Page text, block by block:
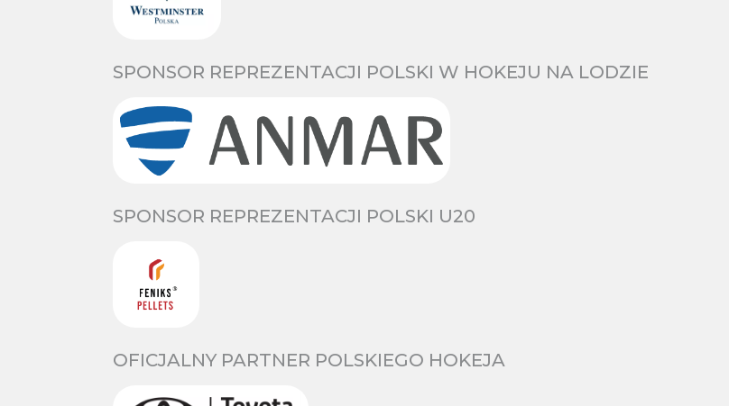
SPONSOR REPREZENTACJI POLSKI W HOKEJU NA LODZIE
SPONSOR REPREZENTACJI POLSKI U20
OFICJALNY PARTNER POLSKIEGO HOKEJA